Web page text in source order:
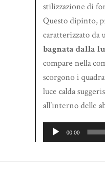
stilizzazione di
Questo dipinto,
caratterizzato da
bagnata dalla
compare nella
scorgono i
luce calda
all’interno delle
Audio
Player
00:00